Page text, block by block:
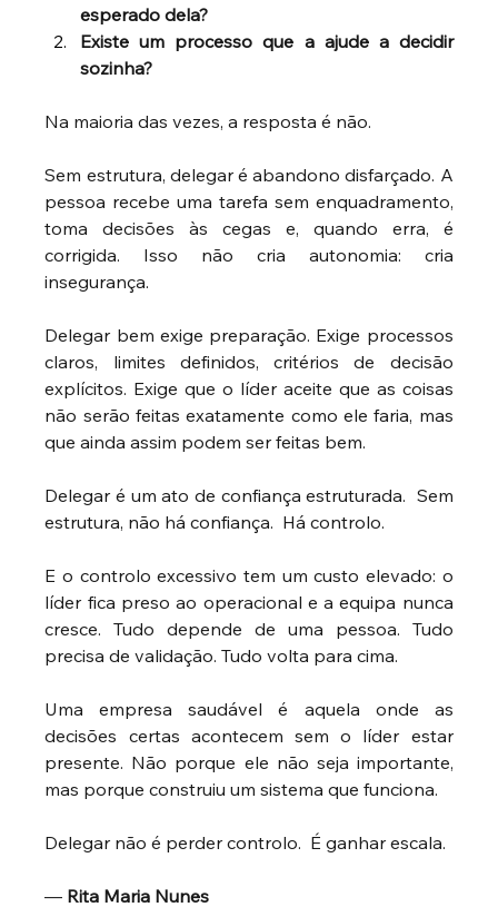
esperado dela?
Existe um processo que a ajude a decidir
sozinha?
Na maioria das vezes, a resposta é não.
Sem estrutura, delegar é abandono disfarçado. A
pessoa recebe uma tarefa sem enquadramento,
toma decisões às cegas e, quando erra, é
corrigida. Isso não cria autonomia: cria
insegurança.
Delegar bem exige preparação. Exige processos
claros, limites definidos, critérios de decisão
explícitos. Exige que o líder aceite que as coisas
não serão feitas exatamente como ele faria, mas
que ainda assim podem ser feitas bem.
Delegar é um ato de confiança estruturada.  Sem
estrutura, não há confiança.  Há controlo.
E o controlo excessivo tem um custo elevado: o
líder fica preso ao operacional e a equipa nunca
cresce. Tudo depende de uma pessoa. Tudo
precisa de validação. Tudo volta para cima.
Uma empresa saudável é aquela onde as
decisões certas acontecem sem o líder estar
presente. Não porque ele não seja importante,
mas porque construiu um sistema que funciona.
Delegar não é perder controlo.  É ganhar escala.
— Rita Maria Nunes